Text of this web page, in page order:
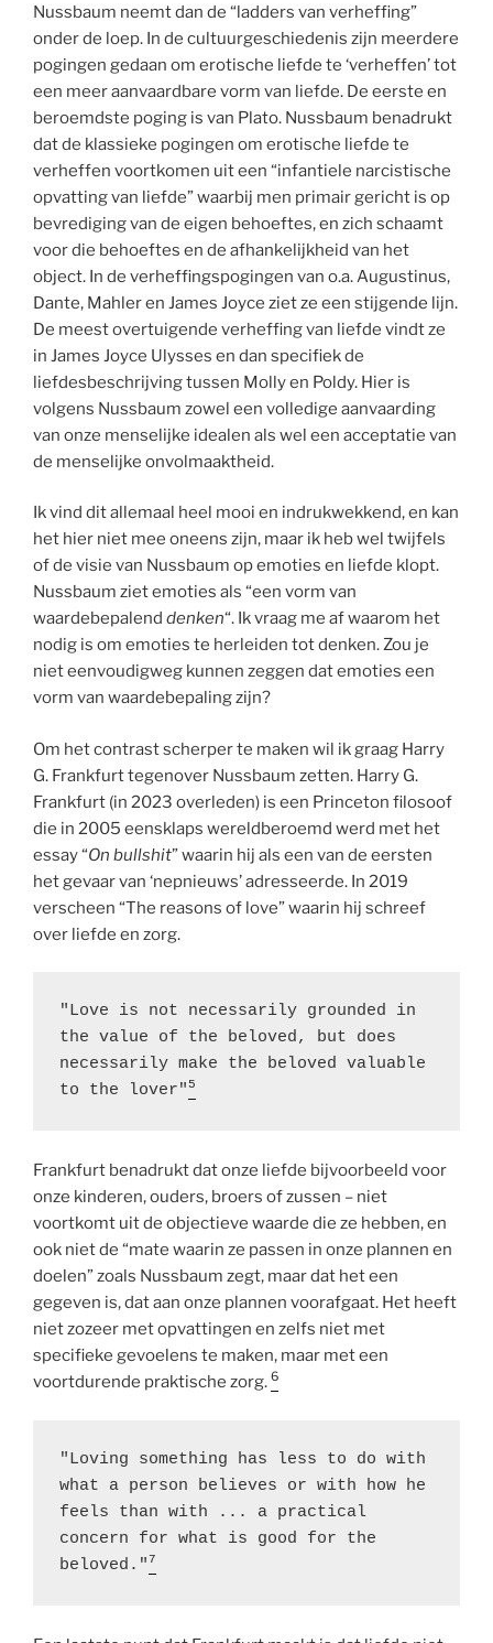
Nussbaum neemt dan de “ladders van verheffing”
onder de loep. In de cultuurgeschiedenis zijn meerdere
pogingen gedaan om erotische liefde te ‘verheffen’ tot
een meer aanvaardbare vorm van liefde. De eerste en
beroemdste poging is van Plato. Nussbaum benadrukt
dat de klassieke pogingen om erotische liefde te
verheffen voortkomen uit een “infantiele narcistische
opvatting van liefde” waarbij men primair gericht is op
bevrediging van de eigen behoeftes, en zich schaamt
voor die behoeftes en de afhankelijkheid van het
object. In de verheffingspogingen van o.a. Augustinus,
Dante, Mahler en James Joyce ziet ze een stijgende lijn.
De meest overtuigende verheffing van liefde vindt ze
in James Joyce Ulysses en dan specifiek de
liefdesbeschrijving tussen Molly en Poldy. Hier is
volgens Nussbaum zowel een volledige aanvaarding
van onze menselijke idealen als wel een acceptatie van
de menselijke onvolmaaktheid.
Ik vind dit allemaal heel mooi en indrukwekkend, en kan
het hier niet mee oneens zijn, maar ik heb wel twijfels
of de visie van Nussbaum op emoties en liefde klopt.
Nussbaum ziet emoties als “een vorm van
waardebepalend denken“. Ik vraag me af waarom het
nodig is om emoties te herleiden tot denken. Zou je
niet eenvoudigweg kunnen zeggen dat emoties een
vorm van waardebepaling zijn?
Om het contrast scherper te maken wil ik graag Harry
G. Frankfurt tegenover Nussbaum zetten. Harry G.
Frankfurt (in 2023 overleden) is een Princeton filosoof
die in 2005 eensklaps wereldberoemd werd met het
essay “On bullshit” waarin hij als een van de eersten
het gevaar van ‘nepnieuws’ adresseerde. In 2019
verscheen “The reasons of love” waarin hij schreef
over liefde en zorg.
"Love is not necessarily grounded in
the value of the beloved, but does
necessarily make the beloved valuable
to the lover"5
Frankfurt benadrukt dat onze liefde bijvoorbeeld voor
onze kinderen, ouders, broers of zussen – niet
voortkomt uit de objectieve waarde die ze hebben, en
ook niet de “mate waarin ze passen in onze plannen en
doelen” zoals Nussbaum zegt, maar dat het een
gegeven is, dat aan onze plannen voorafgaat. Het heeft
niet zozeer met opvattingen en zelfs niet met
specifieke gevoelens te maken, maar met een
voortdurende praktische zorg. 6
"Loving something has less to do with
what a person believes or with how he
feels than with ... a practical
concern for what is good for the
beloved."7